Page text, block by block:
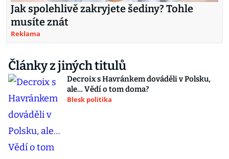
Jak spolehlivě zakryjete šediny? Tohle
musíte znát
Reklama
Články z jiných titulů
Decroix s Havránkem dováděli v Polsku,
ale… Vědí o tom doma?
Blesk politika